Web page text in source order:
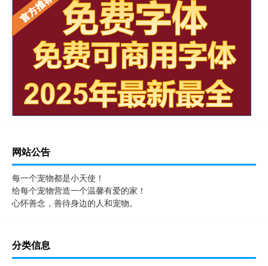
网站公告
每一个宠物都是小天使！
给每个宠物营造一个温馨有爱的家！
心怀善念，善待身边的人和宠物。
分类信息